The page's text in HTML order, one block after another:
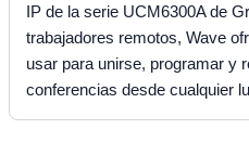
IP de la serie UCM6300A de
trabajadores remotos, Wave
usar para unirse, programar y
conferencias desde cualquier